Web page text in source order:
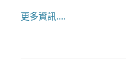
更多資訊....